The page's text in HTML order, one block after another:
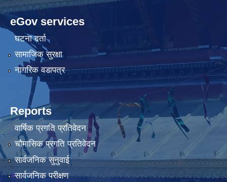
eGov services
घटना दर्ता
सामाजिक सुरक्षा
नागरिक वडापत्र
Reports
वार्षिक प्रगति प्रतिवेदन
चौमासिक प्रगति प्रतिवेदन
सार्वजनिक सुनुवाई
सार्वजनिक परीक्षण